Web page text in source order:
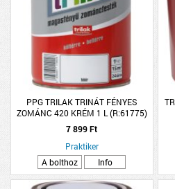
PPG TRILAK TRINÁT FÉNYES
ZOMÁNC 420 KRÉM 1 L (R:61775)
7 899 Ft
Praktiker
A bolthoz
Info